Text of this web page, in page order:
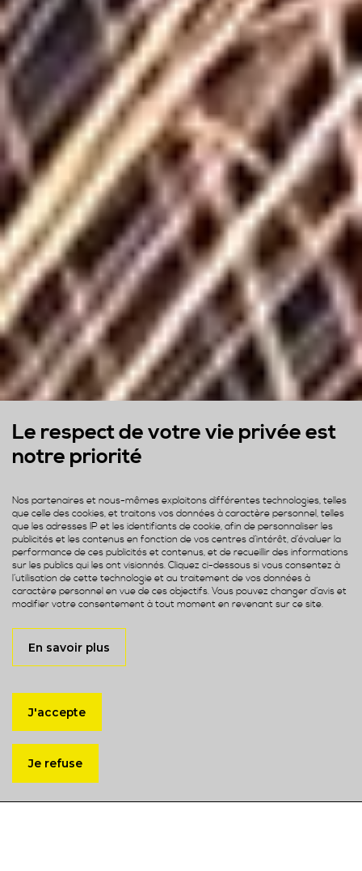
Le respect de votre vie privée est
notre priorité
Nos partenaires et nous-mêmes exploitons différentes technologies, telles
que celle des cookies, et traitons vos données à caractère personnel, telles
que les adresses IP et les identifiants de cookie, afin de personnaliser les
publicités et les contenus en fonction de vos centres d’intérêt, d’évaluer la
performance de ces publicités et contenus, et de recueillir des informations
sur les publics qui les ont visionnés. Cliquez ci-dessous si vous consentez à
l’utilisation de cette technologie et au traitement de vos données à
caractère personnel en vue de ces objectifs. Vous pouvez changer d’avis et
modifier votre consentement à tout moment en revenant sur ce site.
En savoir plus
J'accepte
Je refuse